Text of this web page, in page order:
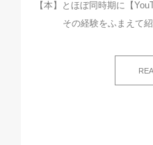
【本】とほぼ同時期に【
その経験をふまえて